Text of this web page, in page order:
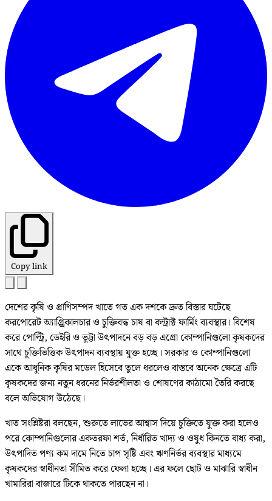
Copy link
দেশের কৃষি ও প্রাণিসম্পদ খাতে গত এক দশকে দ্রুত বিস্তার ঘটেছে
করপোরেট অ্যাগ্র্র্রিকালচার ও চুক্তিবদ্ধ চাষ বা কন্ট্রাক্ট ফার্মিং ব্যবস্থার। বিশেষ
করে পোল্ট্রি, ডেইরি ও ভুট্টা উৎপাদনে বড় বড় এগ্রো কোম্পানিগুলো কৃষকদের
সাথে চুক্তিভিত্তিক উৎপাদন ব্যবস্থায় যুক্ত হচ্ছে। সরকার ও কোম্পানিগুলো
একে আধুনিক কৃষির মডেল হিসেবে তুলে ধরলেও বাস্তবে অনেক ক্ষেত্রে এটি
কৃষকদের জন্য নতুন ধরনের নির্ভরশীলতা ও শোষণের কাঠামো তৈরি করছে
বলে অভিযোগ উঠেছে।
খাত সংশ্লিষ্টরা বলছেন, শুরুতে লাভের আশ্বাস দিয়ে চুক্তিতে যুক্ত করা হলেও
পরে কোম্পানিগুলোর একতরফা শর্ত, নির্ধারিত খাদ্য ও ওষুধ কিনতে বাধ্য করা,
উৎপাদিত পণ্য কম দামে নিতে চাপ সৃষ্টি এবং ঋণনির্ভর ব্যবস্থার মাধ্যমে
কৃষকদের স্বাধীনতা সীমিত করে ফেলা হচ্ছে। এর ফলে ছোট ও মাঝারি স্বাধীন
খামারিরা বাজারে টিকে থাকতে পারছেন না।